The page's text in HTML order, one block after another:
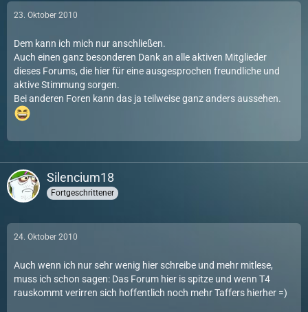
23. Oktober 2010
Dem kann ich mich nur anschließen.
Auch einen ganz besonderen Dank an alle aktiven Mitglieder
dieses Forums, die hier für eine ausgesprochen freundliche und
aktive Stimmung sorgen.
Bei anderen Foren kann das ja teilweise ganz anders aussehen.
Silencium18
Fortgeschrittener
24. Oktober 2010
Auch wenn ich nur sehr wenig hier schreibe und mehr mitlese,
muss ich schon sagen: Das Forum hier is spitze und wenn T4
rauskommt verirren sich hoffentlich noch mehr Taffers hierher =)